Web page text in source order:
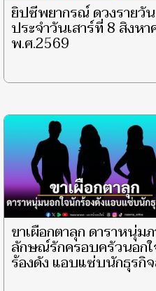
ยิปซีพยากรณ์ ดวงรายวัน
ประจำวันเสาร์ที่ 8 สิงห
พ.ศ.2569
ขาเผือกตาลุก ดาราหนุ่ม
ลักษณ์รักครอบครัวนอก
ร้องดัง แอบแซ่บนักธุรกิ